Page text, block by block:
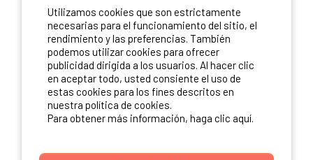
NUESTROS PARTNERS
Utilizamos cookies que son estrictamente
necesarias para el funcionamiento del sitio, el
rendimiento y las preferencias. También
podemos utilizar cookies para ofrecer
publicidad dirigida a los usuarios. Al hacer clic
en aceptar todo, usted consiente el uso de
estas cookies para los fines descritos en
nuestra política de cookies.
Para obtener más información, haga clic aquí.